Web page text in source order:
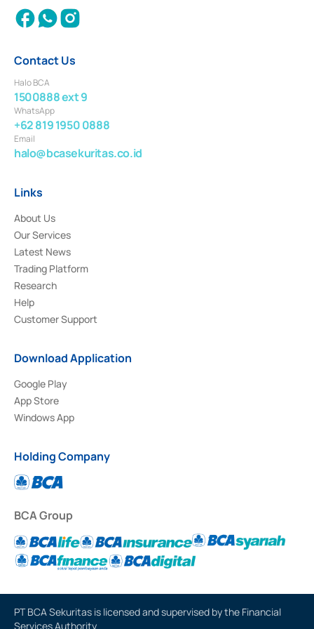
Contact Us
Halo BCA
1500888 ext 9
WhatsApp
+62 819 1950 0888
Email
halo@bcasekuritas.co.id
Links
About Us
Our Services
Latest News
Trading Platform
Research
Help
Customer Support
Download Application
Google Play
App Store
Windows App
Holding Company
BCA Group
PT BCA Sekuritas is licensed and supervised by the Financial
Services Authority